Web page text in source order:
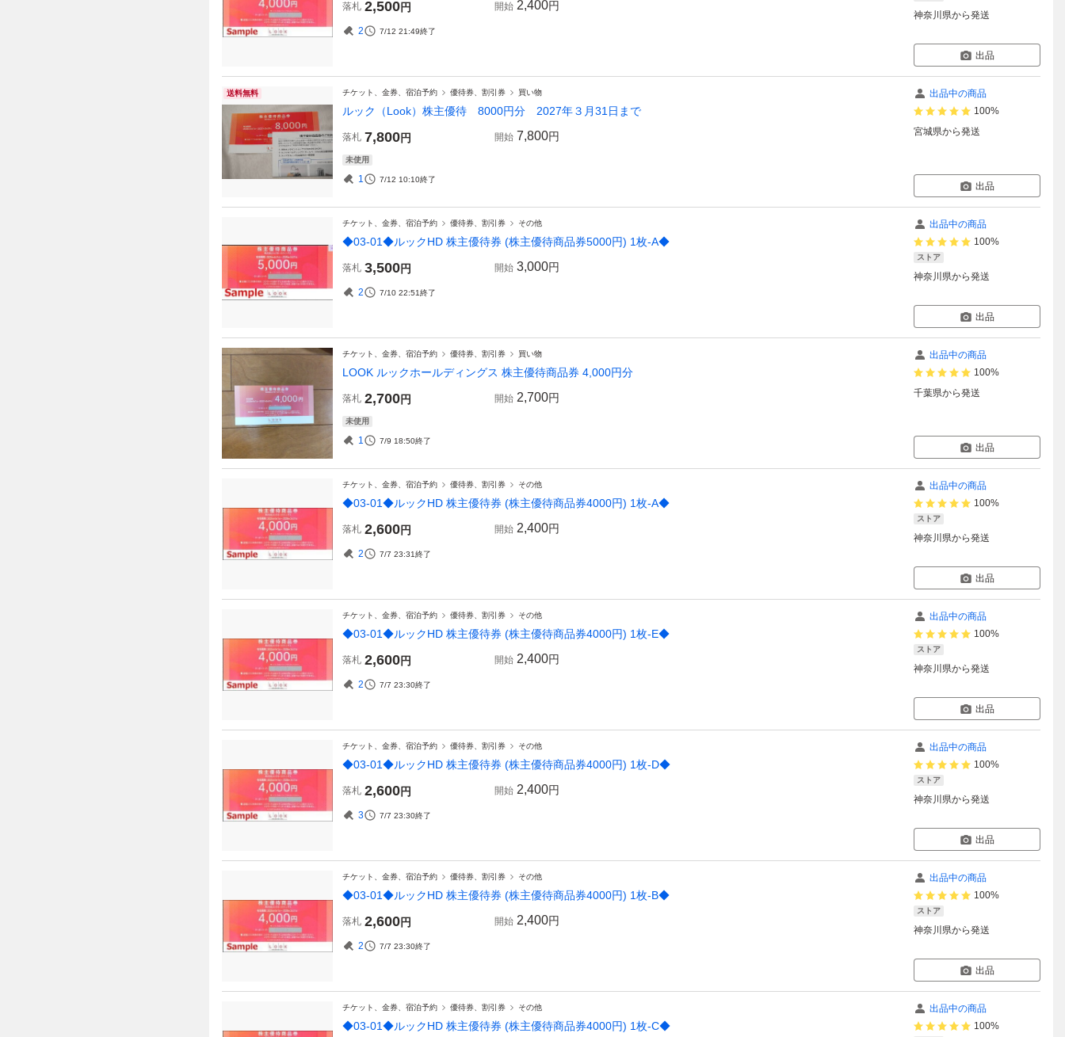
落札 2,500円 開始 2,400円
2 7/12 21:49終了
神奈川県から発送
出品
送料無料 チケット、金券、宿泊予約 優待券、割引券 買い物
ルック（Look）株主優待 8000円分 2027年３月31日まで
落札 7,800円 開始 7,800円
未使用
1 7/12 10:10終了
出品中の商品
100%
宮城県から発送
出品
チケット、金券、宿泊予約 優待券、割引券 その他
◆03-01◆ルックHD 株主優待券 (株主優待商品券5000円) 1枚-A◆
落札 3,500円 開始 3,000円
2 7/10 22:51終了
出品中の商品
100%
ストア
神奈川県から発送
出品
チケット、金券、宿泊予約 優待券、割引券 買い物
LOOK ルックホールディングス 株主優待商品券 4,000円分
落札 2,700円 開始 2,700円
未使用
1 7/9 18:50終了
出品中の商品
100%
千葉県から発送
出品
チケット、金券、宿泊予約 優待券、割引券 その他
◆03-01◆ルックHD 株主優待券 (株主優待商品券4000円) 1枚-A◆
落札 2,600円 開始 2,400円
2 7/7 23:31終了
出品中の商品
100%
ストア
神奈川県から発送
出品
チケット、金券、宿泊予約 優待券、割引券 その他
◆03-01◆ルックHD 株主優待券 (株主優待商品券4000円) 1枚-E◆
落札 2,600円 開始 2,400円
2 7/7 23:30終了
出品中の商品
100%
ストア
神奈川県から発送
出品
チケット、金券、宿泊予約 優待券、割引券 その他
◆03-01◆ルックHD 株主優待券 (株主優待商品券4000円) 1枚-D◆
落札 2,600円 開始 2,400円
3 7/7 23:30終了
出品中の商品
100%
ストア
神奈川県から発送
出品
チケット、金券、宿泊予約 優待券、割引券 その他
◆03-01◆ルックHD 株主優待券 (株主優待商品券4000円) 1枚-B◆
落札 2,600円 開始 2,400円
2 7/7 23:30終了
出品中の商品
100%
ストア
神奈川県から発送
出品
チケット、金券、宿泊予約 優待券、割引券 その他
◆03-01◆ルックHD 株主優待券 (株主優待商品券4000円) 1枚-C◆
出品中の商品
100%